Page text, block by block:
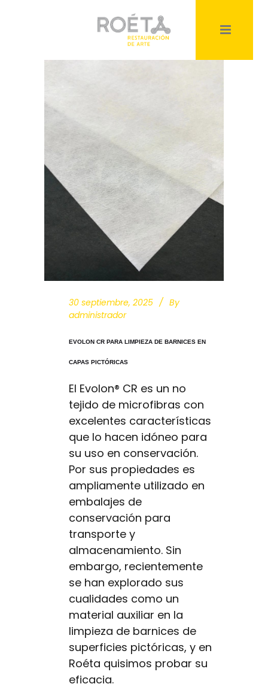
30 septiembre, 2025
By
administrador
EVOLON CR PARA LIMPIEZA DE BARNICES EN
CAPAS PICTÓRICAS
El Evolon® CR es un no
tejido de microfibras con
excelentes características
que lo hacen idóneo para
su uso en conservación.
Por sus propiedades es
ampliamente utilizado en
embalajes de
conservación para
transporte y
almacenamiento. Sin
embargo, recientemente
se han explorado sus
cualidades como un
material auxiliar en la
limpieza de barnices de
superficies pictóricas, y en
Roéta quisimos probar su
eficacia.